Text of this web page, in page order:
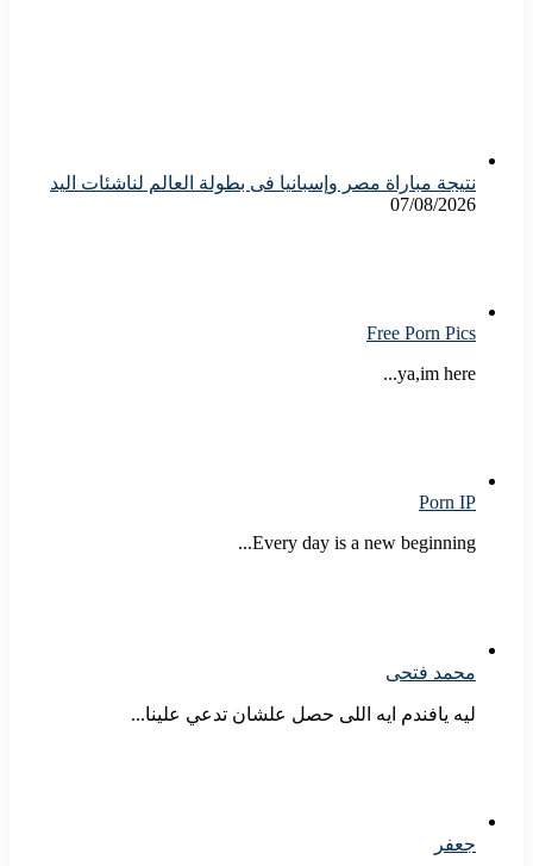
نتيجة مباراة مصر وإسبانيا فى بطولة العالم لناشئات اليد
07/08/2026
Free Porn Pics
ya,im here...
Porn IP
Every day is a new beginning...
محمد فتحى
ليه يافندم ايه اللى حصل علشان تدعي علينا...
جعفر